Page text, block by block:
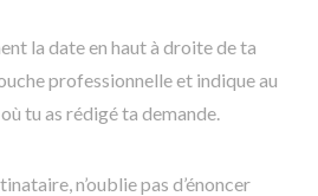
la date en haut à droite de ta
professionnelle et indique au
tu as rédigé ta demande.
n’oublie pas d’énoncer